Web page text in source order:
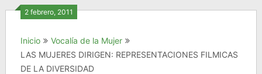
2 febrero, 2011
Inicio
Vocalía de la Mujer
LAS MUJERES DIRIGEN: REPRESENTACIONES FILMICAS
DE LA DIVERSIDAD